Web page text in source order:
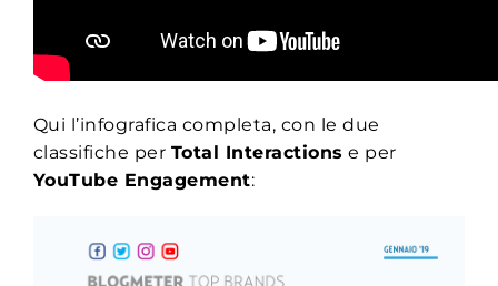
Qui l’infografica completa, con le due
classifiche per Total Interactions e per
YouTube Engagement: